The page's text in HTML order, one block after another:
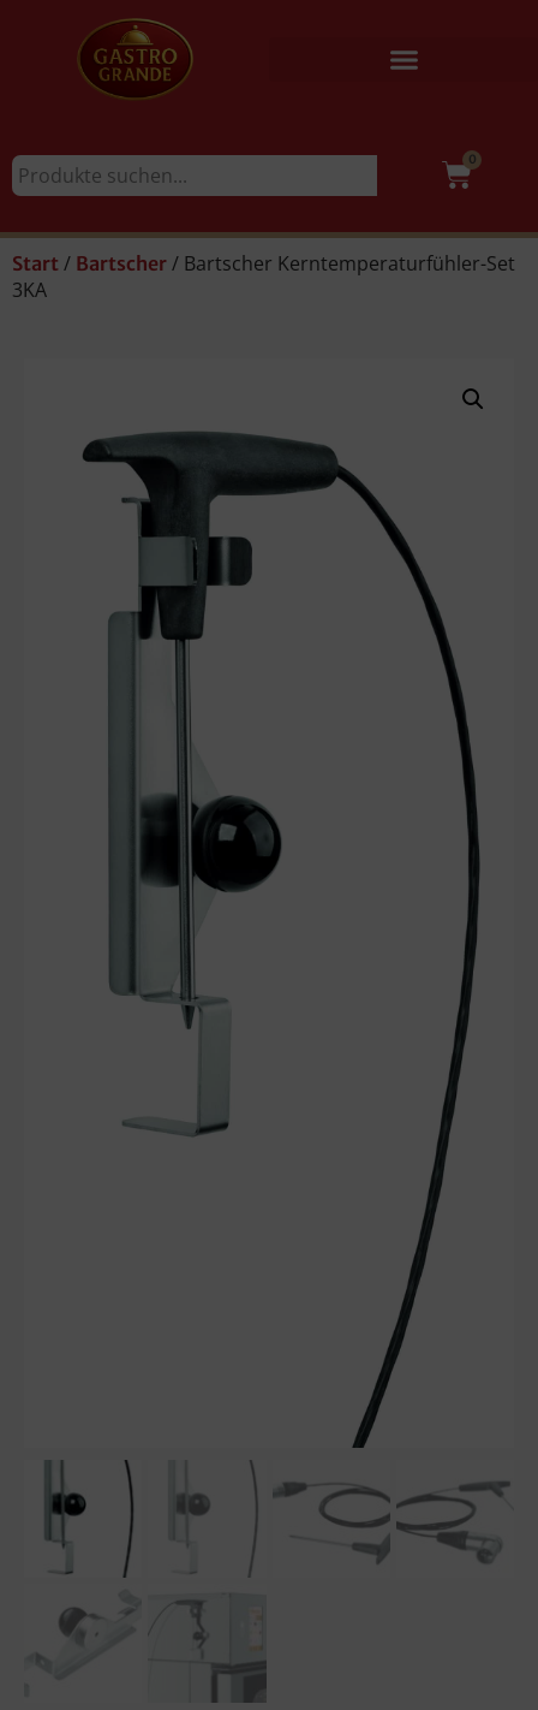
0
Start / Bartscher / Bartscher Kerntemperaturfühler-Set
3KA